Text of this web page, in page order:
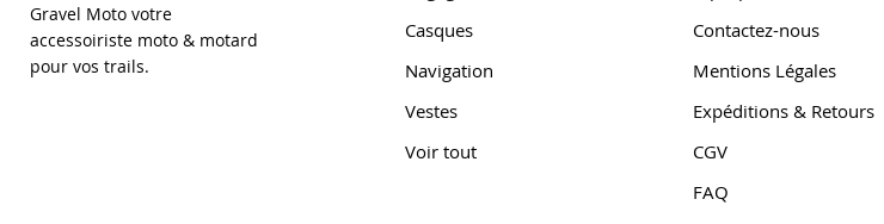
YAMAHA XTZ 750 SUPER TENERE
Gravel Moto votre
accessoiriste moto & motard
pour vos trails.
Casques
Navigation
Vestes
Voir tout
Contactez-nous
Mentions Légales
Expéditions & Retours
CGV
FAQ